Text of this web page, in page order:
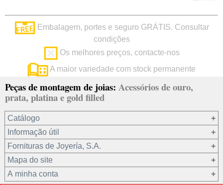
Embalagem, portes e seguro GRÁTIS. Consultar
condições
Os melhores preços, contacte-nos
A maior variedade com stock permanente
Peças de montagem de joias: Acessórios de ouro,
prata, platina e gold filled
Catálogo
Ouro 18 kt
Ouro 9 kt
Platina 22.8 kt
Prata 925
Informação útil
Fornituras de Joyería, S.A.
Quem somos?
condições de venda
Mapa do site
A minha conta